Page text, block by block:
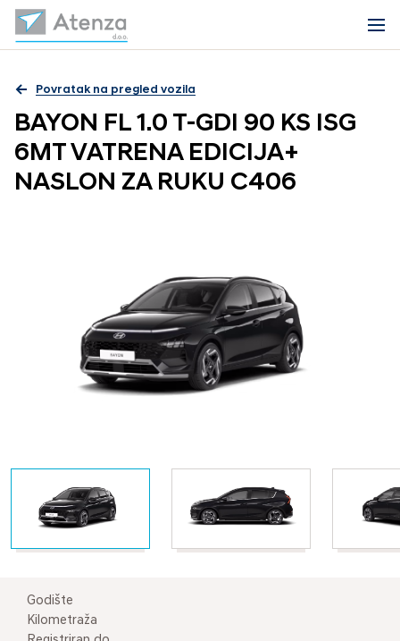
Povratak na pregled vozila
BAYON FL 1.0 T-GDI 90 KS ISG
6MT VATRENA EDICIJA+
NASLON ZA RUKU C406
Godište
Kilometraža